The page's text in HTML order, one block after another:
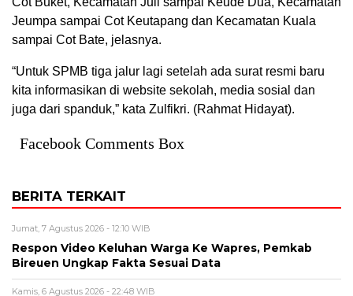
Jeumpa sampai Cot Keutapang dan Kecamatan Kuala
sampai Cot Bate, jelasnya.
“Untuk SPMB tiga jalur lagi setelah ada surat resmi baru
kita informasikan di website sekolah, media sosial dan
juga dari spanduk,” kata Zulfikri. (Rahmat Hidayat).
Facebook Comments Box
BERITA TERKAIT
Jumat, 7 Agustus 2026 - 12:10 WIB
Respon Video Keluhan Warga Ke Wapres, Pemkab
Bireuen Ungkap Fakta Sesuai Data
Kamis, 6 Agustus 2026 - 22:48 WIB